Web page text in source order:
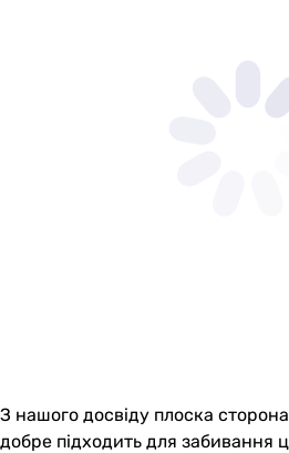
З нашого досвіду плоска
добре підходить для забивання